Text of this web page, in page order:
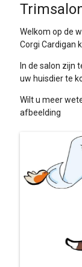
Welkom op de
Corgi Cardigan
In de salon zijn
uw huisdier te
Wilt u meer
afbeelding